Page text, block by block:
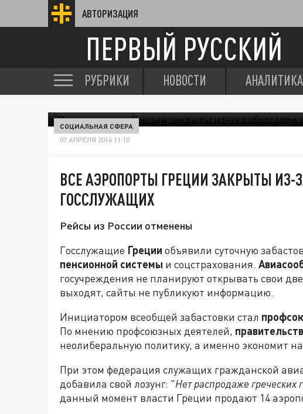
АВТОРИЗАЦИЯ
ПЕРВЫЙ РУССКИЙ
РУБРИКИ НОВОСТИ АНАЛИТИКА
СОЦИАЛЬНАЯ СФЕРА
07 АПРЕЛЯ 2016 11:10
ВСЕ АЭРОПОРТЫ ГРЕЦИИ ЗАКРЫТЫ ИЗ-
ГОССЛУЖАЩИХ
Рейсы из России отменены
Госслужащие Греции объявили суточную
пенсионной системы и соцстрахования.
госучреждения не планируют открывать свои
выходят, сайты не публикуют информацию.
Инициатором всеобщей забастовки стал
По мнению профсоюзных деятелей,
неолиберальную политику, а именно экономит
При этом федерация служащих гражданской
добавила свой лозунг: "Нет распродаже греческих
данный момент власти Греции продают 14